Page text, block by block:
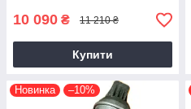
10 090 ₴ 11 210 ₴
Купити
Новинка –10%